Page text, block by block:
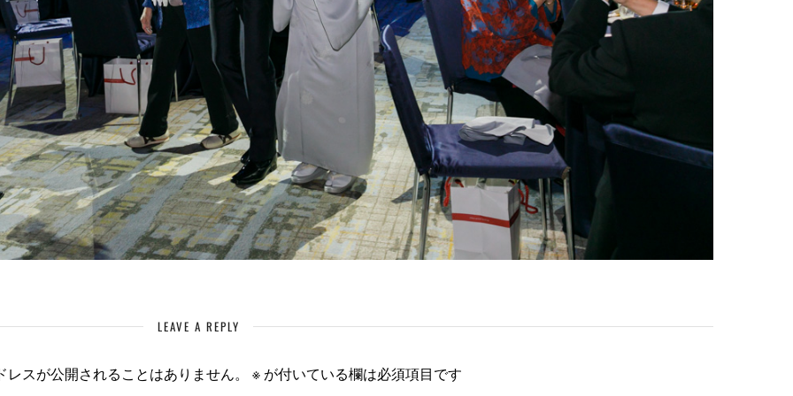
LEAVE A REPLY
レスが公開されることはありません。 ※が付いている欄は必須項目です